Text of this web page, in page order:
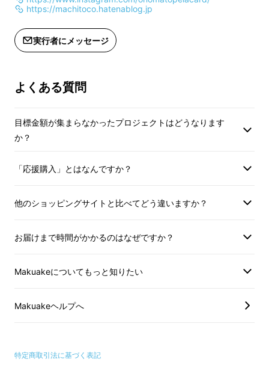
の方にご支援をいただき、言語聴覚士や保育士
など子どもの育ちに関わる専門職の方
さんのことばを育みたいというたくさんの親御
ら、この度、
親子で遊べる
た！
https://machitoco.hatenablog.jp
実行者にメッセージ
よくある質問
目標金額が集まらなかったプロジェクトはどうなります
か？
「応援購入」とはなんですか？
他のショッピングサイトと比べてどう違いますか？
お届けまで時間がかかるのはなぜですか？
Makuakeについてもっと知りたい
Makuakeヘルプへ
特定商取引法に基づく表記